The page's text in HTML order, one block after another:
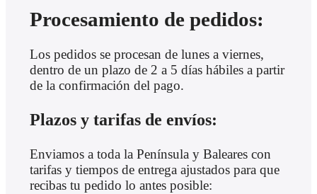
Procesamiento de pedidos:
Los pedidos se procesan de lunes a viernes,
dentro de un plazo de 2 a 5 días hábiles a partir
de la confirmación del pago.
Plazos y tarifas de envíos:
Enviamos a toda la Península y Baleares con
tarifas y tiempos de entrega ajustados para que
recibas tu pedido lo antes posible: